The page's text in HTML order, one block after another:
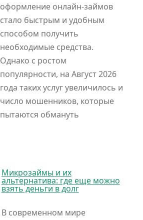
оформление онлайн-займов
стало быстрым и удобным
способом получить
необходимые средства.
Однако с ростом
популярности, на Август 2026
года таких услуг увеличилось и
число мошенников, которые
пытаются обмануть
Микрозаймы и их
альтернатива: где еще можно
взять деньги в долг
В современном мире